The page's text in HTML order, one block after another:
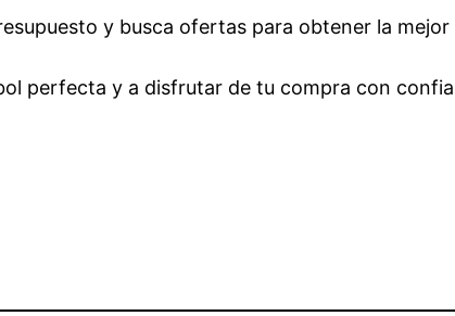
y busca ofertas para obtener la
perfecta y a disfrutar de tu compra con